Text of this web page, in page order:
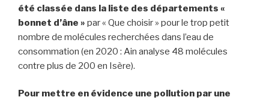
été classée dans la liste des départements «
bonnet d’âne » par « Que choisir » pour le trop petit
nombre de molécules recherchées dans l’eau de
consommation (en 2020 : Ain analyse 48 molécules
contre plus de 200 en Isère).
Pour mettre en évidence une pollution par une